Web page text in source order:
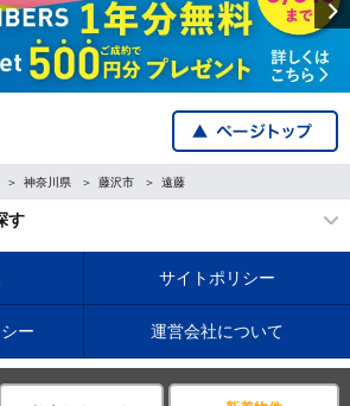
神奈川県 藤沢市 遠藤
す
サイトポリシー
ー 運営会社について
©APAMAN Co.,Ltd.